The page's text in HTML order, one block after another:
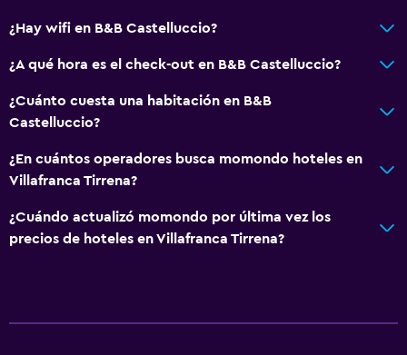
¿Hay wifi en B&B Castelluccio?
¿A qué hora es el check-out en B&B Castelluccio?
¿Cuánto cuesta una habitación en B&B
Castelluccio?
¿En cuántos operadores busca momondo hoteles en
Villafranca Tirrena?
¿Cuándo actualizó momondo por última vez los
precios de hoteles en Villafranca Tirrena?